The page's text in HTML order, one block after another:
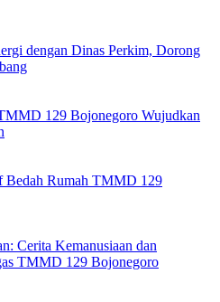
dengan Dinas Perkim, Dorong
129 Bojonegoro Wujudkan
Bedah Rumah TMMD 129
Cerita Kemanusiaan dan
TMMD 129 Bojonegoro